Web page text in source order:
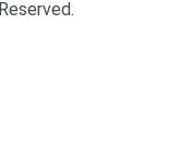
Reserved.